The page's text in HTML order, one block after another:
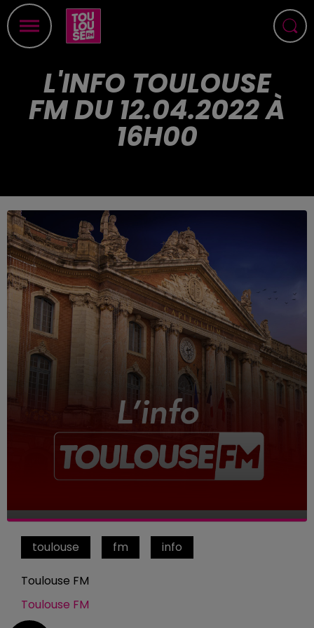
L'INFO TOULOUSE
FM DU 12.04.2022 À
16H00
toulouse fm info
Toulouse FM
Toulouse FM